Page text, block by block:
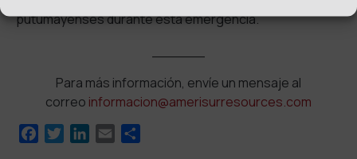
putumayenses durante esta emergencia.
Para más información, envíe un mensaje al
correo informacion@amerisurresources.com
FacebookTwitterLinkedIn
Email